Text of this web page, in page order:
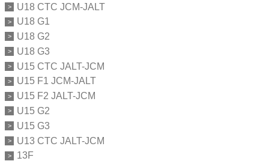
U18 CTC JCM-JALT
U18 G1
U18 G2
U18 G3
U15 CTC JALT-JCM
U15 F1 JCM-JALT
U15 F2 JALT-JCM
U15 G2
U15 G3
U13 CTC JALT-JCM
13F